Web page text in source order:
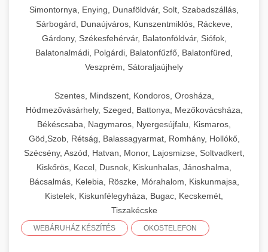
Simontornya, Enying, Dunaföldvár, Solt, Szabadszállás,
Sárbogárd, Dunaújváros, Kunszentmiklós, Ráckeve,
Gárdony, Székesfehérvár, Balatonföldvár, Siófok,
Balatonalmádi, Polgárdi, Balatonfűzfő, Balatonfüred,
Veszprém, Sátoraljaújhely
Szentes, Mindszent, Kondoros, Orosháza,
Hódmezővásárhely, Szeged, Battonya, Mezőkovácsháza,
Békéscsaba, Nagymaros, Nyergesújfalu, Kismaros,
Göd,Szob, Rétság, Balassagyarmat, Romhány, Hollókő,
Szécsény, Aszód, Hatvan, Monor, Lajosmizse, Soltvadkert,
Kiskőrös, Kecel, Dusnok, Kiskunhalas, Jánoshalma,
Bácsalmás, Kelebia, Röszke, Mórahalom, Kiskunmajsa,
Kistelek, Kiskunfélegyháza, Bugac, Kecskemét,
Tiszakécske
WEBÁRUHÁZ KÉSZÍTÉS OKOSTELEFON